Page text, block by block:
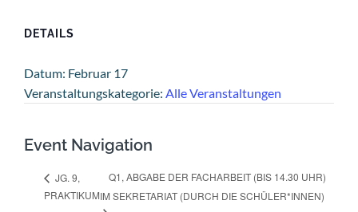
DETAILS
Datum: Februar 17
Veranstaltungskategorie: Alle Veranstaltungen
Event Navigation
JG. 9,
PRAKTIKUM
Q1, ABGABE DER FACHARBEIT (BIS 14.30 UHR)
IM SEKRETARIAT (DURCH DIE SCHÜLER*INNEN)